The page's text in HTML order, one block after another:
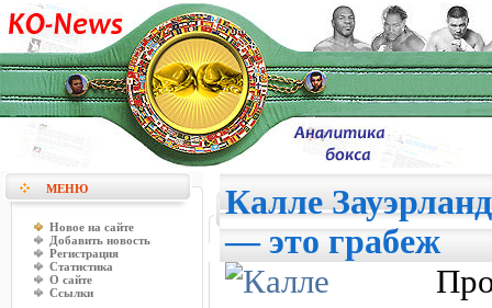
МЕНЮ
Новое на сайте
Добавить новость
Регистрация
Статистика
О сайте
Ссылки
Калле
— это грабеж